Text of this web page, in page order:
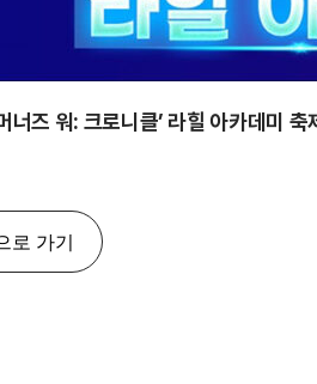
너즈 워: 크로니클’ 라힐 아카데미 축
로 가기